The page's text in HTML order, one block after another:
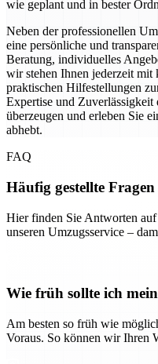
wie geplant und in bester
Neben der professionellen
eine persönliche und
Beratung, individuelles
wir stehen Ihnen jederzeit mit
praktischen Hilfestellungen
Expertise und
überzeugen und erleben Sie
abhebt.
FAQ
Häufig gestellte Fragen
Hier finden Sie Antworten
unseren Umzugsservice –
Wie früh sollte ich
Am besten so früh wie
Voraus. So können wir Ihren